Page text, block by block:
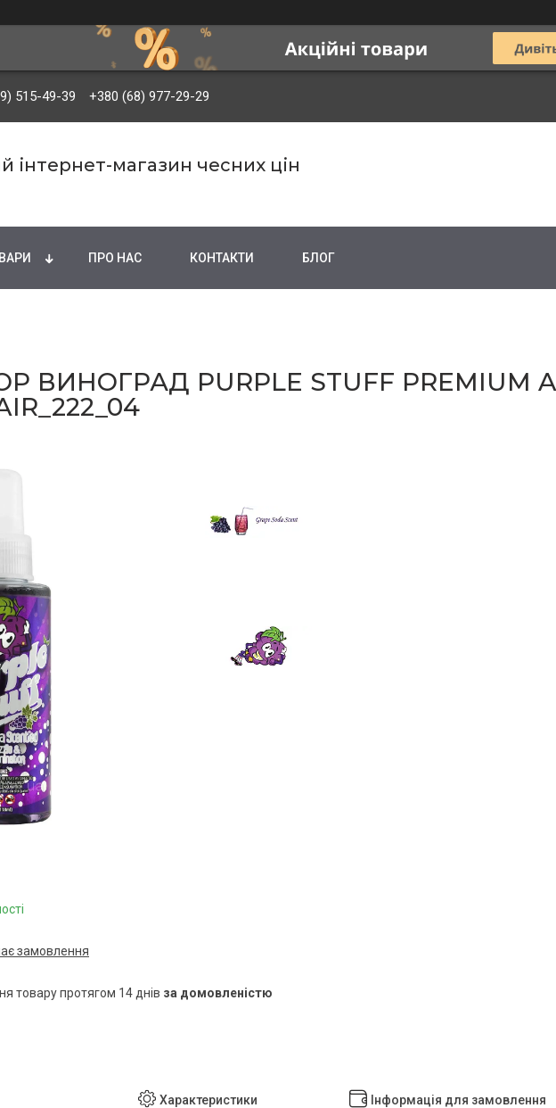
515-49-39 +380 (68) 977-29-29
інтернет-магазин чесних цін
ПРО НАС КОНТАКТИ БЛОГ
ВИНОГРАД PURPLE STUFF PREMIUM
замовлення
товару протягом 14 днів за домовленістю
Характеристики Інформація для замовлення